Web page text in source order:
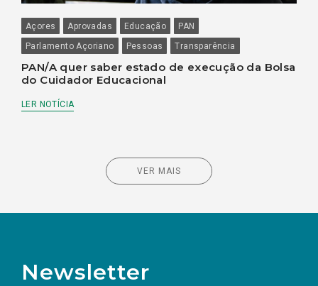
Açores Aprovadas Educação
PAN
Parlamento Açoriano
Pessoas Transparência
PAN/A quer saber estado de execução da Bolsa
do Cuidador Educacional
LER NOTÍCIA
VER MAIS
Newsletter